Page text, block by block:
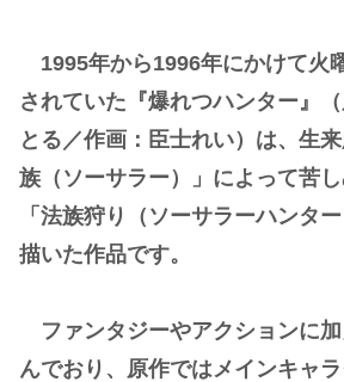
1995年から1996年にかけて火
されていた『爆れつハンター』
とる／作画：臣士れい）は、生
族（ソーサラー）」によって苦
「法族狩り（ソーサラーハンタ
描いた作品です。
ファンタジーやアクションに
んでおり、原作ではメインキャ